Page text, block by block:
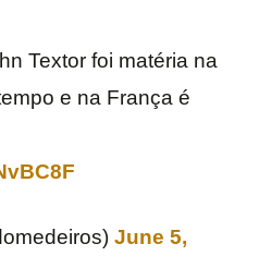
Textor foi matéria na
e na França é
June 5,